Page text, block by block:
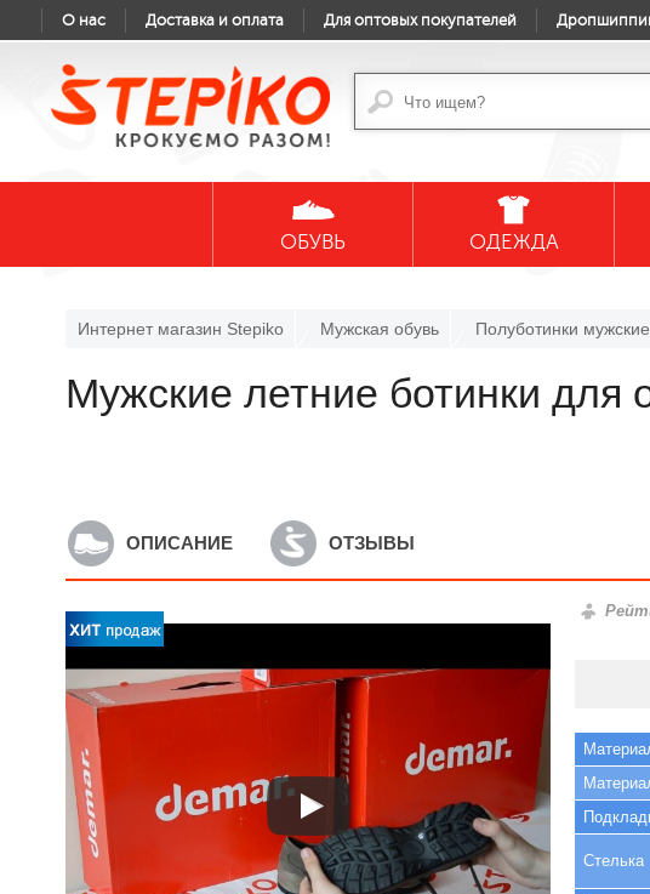
О нас Доставка и оплата Для оптовых покупателей
ОБУВЬ ОДЕЖДА
Интернет магазин Stepiko Мужская обувь Полуботинки мужские
Мужские летние ботинки для
ОПИСАНИЕ ОТЗЫВЫ
Стелька